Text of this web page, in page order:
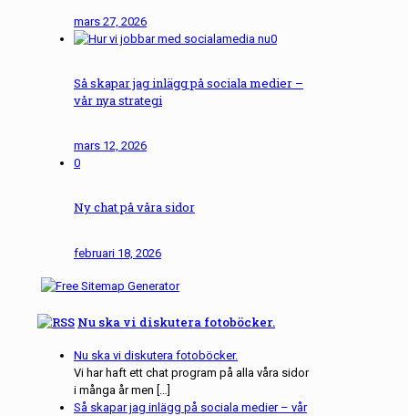
mars 27, 2026
0
Så skapar jag inlägg på sociala medier –
vår nya strategi
mars 12, 2026
0
Ny chat på våra sidor
februari 18, 2026
Nu ska vi diskutera fotoböcker.
Nu ska vi diskutera fotoböcker.
Vi har haft ett chat program på alla våra sidor
i många år men […]
Så skapar jag inlägg på sociala medier – vår